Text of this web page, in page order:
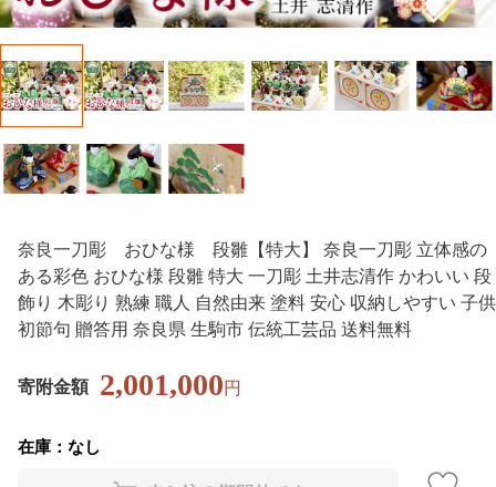
奈良一刀彫 おひな様 段雛【特大】 奈良一刀彫 立体感の
ある彩色 おひな様 段雛 特大 一刀彫 土井志清作 かわいい 段
飾り 木彫り 熟練 職人 自然由来 塗料 安心 収納しやすい 子供
初節句 贈答用 奈良県 生駒市 伝統工芸品 送料無料
寄附金額 2,001,000円
在庫：なし